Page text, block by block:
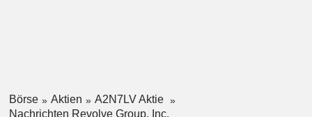
Börse Aktien
A2N7LV Aktie
Nachrichten Revolve Group, Inc.